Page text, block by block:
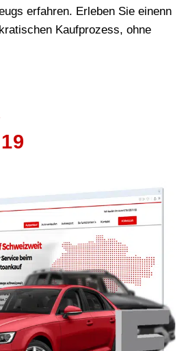
erfahren. Erleben Sie einenn
Kaufprozess, ohne